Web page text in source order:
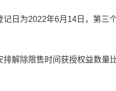
日为2022年6月14日，第三
排解除限售时间获授权益数量